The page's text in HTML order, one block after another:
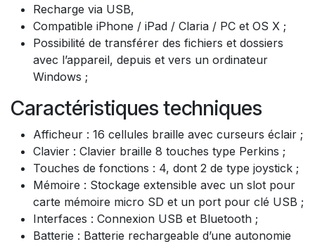
Recharge via USB,
Compatible iPhone / iPad / Claria / PC et OS X ;
Possibilité de transférer des fichiers et dossiers
avec l’appareil, depuis et vers un ordinateur
Windows ;
Caractéristiques techniques
Afficheur : 16 cellules braille avec curseurs éclair ;
Clavier : Clavier braille 8 touches type Perkins ;
Touches de fonctions : 4, dont 2 de type joystick ;
Mémoire : Stockage extensible avec un slot pour
carte mémoire micro SD et un port pour clé USB ;
Interfaces : Connexion USB et Bluetooth ;
Batterie : Batterie rechargeable d’une autonomie